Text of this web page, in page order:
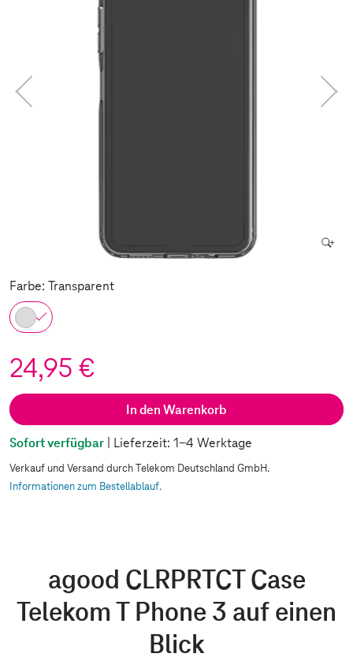
Farbe: Transparent
24,95 €
In den Warenkorb
Sofort verfügbar | Lieferzeit: 1-4 Werktage
Verkauf und Versand durch Telekom Deutschland GmbH.
Informationen zum Bestellablauf.
agood CLRPRTCT Case
Telekom T Phone 3 auf einen
Blick